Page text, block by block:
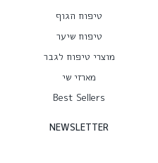
טיפוח הגוף
טיפוח שיער
מוצרי טיפוח לגבר
מארזי שי
Best Sellers
NEWSLETTER